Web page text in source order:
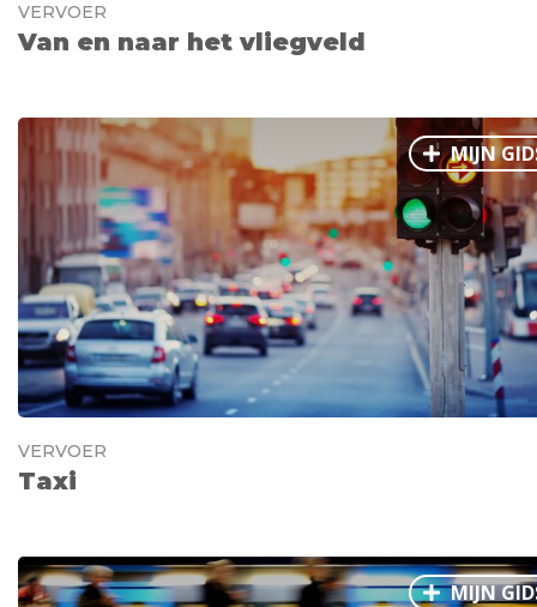
VERVOER
Van en naar het vliegveld
MIJN
VERVOER
Taxi
MIJN